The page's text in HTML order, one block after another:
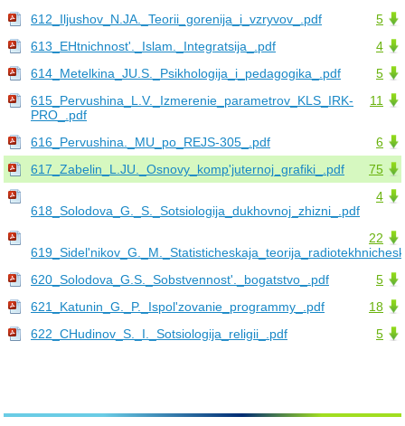
5
612_Iljushov_N.JA._Teorii_gorenija_i_vzryvov_.pdf
4
613_EHtnichnost'._Islam._Integratsija_.pdf
5
614_Metelkina_JU.S._Psikhologija_i_pedagogika_.pdf
11
615_Pervushina_L.V._Izmerenie_parametrov_KLS_IRK-
PRO_.pdf
6
616_Pervushina._MU_po_REJS-305_.pdf
75
617_Zabelin_L.JU._Osnovy_komp'juternoj_grafiki_.pdf
4
618_Solodova_G._S._Sotsiologija_dukhovnoj_zhizni_.pdf
22
5
620_Solodova_G.S._Sobstvennost'._bogatstvo_.pdf
18
621_Katunin_G._P._Ispol'zovanie_programmy_.pdf
5
622_CHudinov_S._I._Sotsiologija_religii_.pdf